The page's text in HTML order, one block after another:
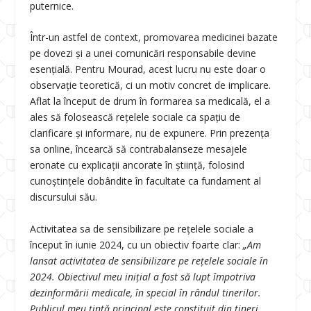
puternice.
Într-un astfel de context, promovarea medicinei bazate
pe dovezi și a unei comunicări responsabile devine
esențială. Pentru Mourad, acest lucru nu este doar o
observație teoretică, ci un motiv concret de implicare.
Aflat la început de drum în formarea sa medicală, el a
ales să folosească rețelele sociale ca spațiu de
clarificare și informare, nu de expunere. Prin prezența
sa online, încearcă să contrabalanseze mesajele
eronate cu explicații ancorate în știință, folosind
cunoștințele dobândite în facultate ca fundament al
discursului său.
Activitatea sa de sensibilizare pe rețelele sociale a
început în iunie 2024, cu un obiectiv foarte clar: „Am
lansat activitatea de sensibilizare pe rețelele sociale în
2024. Obiectivul meu inițial a fost să lupt împotriva
dezinformării medicale, în special în rândul tinerilor.